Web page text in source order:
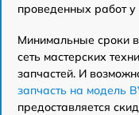
проведенных работ у
Минимальные сроки
сеть мастерских
запчастей. И
запчасть на модель
предоставляется